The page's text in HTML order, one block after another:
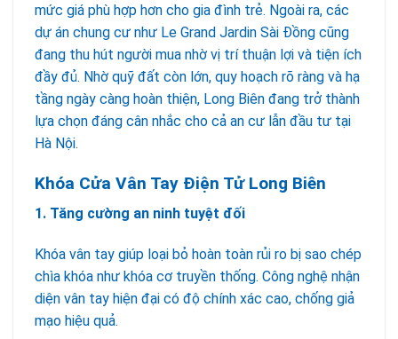
mức giá phù hợp hơn cho gia đình trẻ. Ngoài ra, các
dự án chung cư như Le Grand Jardin Sài Đồng cũng
đang thu hút người mua nhờ vị trí thuận lợi và tiện ích
đầy đủ. Nhờ quỹ đất còn lớn, quy hoạch rõ ràng và hạ
tầng ngày càng hoàn thiện, Long Biên đang trở thành
lựa chọn đáng cân nhắc cho cả an cư lẫn đầu tư tại
Hà Nội.
Khóa Cửa Vân Tay Điện Tử Long Biên
1. Tăng cường an ninh tuyệt đối
Khóa vân tay giúp loại bỏ hoàn toàn rủi ro bị sao chép
chìa khóa như khóa cơ truyền thống. Công nghệ nhận
diện vân tay hiện đại có độ chính xác cao, chống giả
mạo hiệu quả.